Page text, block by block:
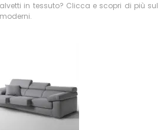
in tessuto? Clicca e scopri di più sul